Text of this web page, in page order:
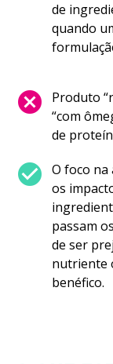
de
quando
cancel
Produto
“com
de
check_circle O foco na
os
passam
de ser
nutriente
benéfico.